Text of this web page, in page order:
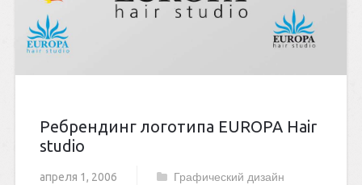
Ребрендинг логотипа EUROPA Hair
studio
апреля 1, 2006 Графический дизайн